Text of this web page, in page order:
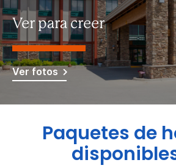
Ver para creer
Ver fotos
Paquetes de